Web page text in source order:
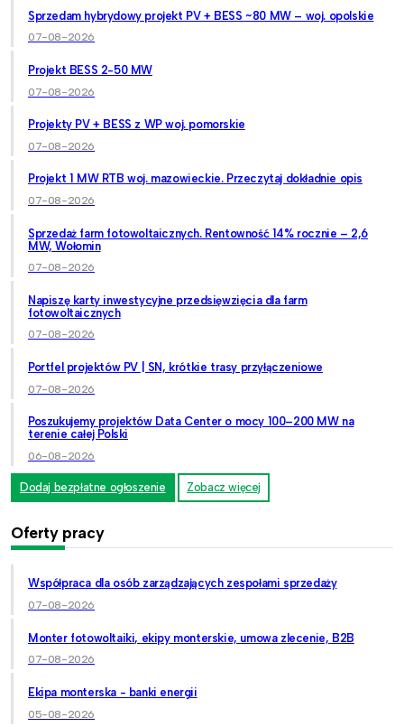
Sprzedam hybrydowy projekt PV + BESS ~80 MW – woj. opolskie
07-08-2026
Projekt BESS 2-50 MW
07-08-2026
Projekty PV + BESS z WP woj. pomorskie
07-08-2026
Projekt 1 MW RTB woj. mazowieckie. Przeczytaj dokładnie opis
07-08-2026
Sprzedaż farm fotowoltaicznych. Rentowność 14% rocznie – 2,6
MW, Wołomin
07-08-2026
Napiszę karty inwestycyjne przedsięwzięcia dla farm
fotowoltaicznych
07-08-2026
Portfel projektów PV | SN, krótkie trasy przyłączeniowe
07-08-2026
Poszukujemy projektów Data Center o mocy 100–200 MW na
terenie całej Polski
06-08-2026
Dodaj bezpłatne ogłoszenie Zobacz więcej
Oferty pracy
Współpraca dla osób zarządzających zespołami sprzedaży
07-08-2026
Monter fotowoltaiki, ekipy monterskie, umowa zlecenie, B2B
07-08-2026
Ekipa monterska - banki energii
05-08-2026